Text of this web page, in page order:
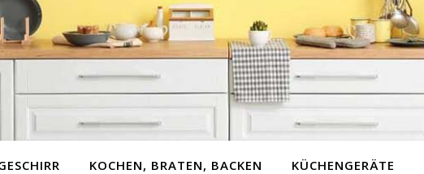
KOCHEN, BRATEN, BACKEN KÜCHENGERÄTE